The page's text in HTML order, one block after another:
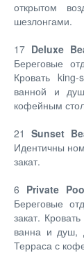
открытом
шезлонгами.
17 Deluxe
Береговые
Кровать
ванной и
кофейным
21 Sunset
Идентичны
закат.
6 Private
Береговые
закат.
ванна и душ,
Терраса с